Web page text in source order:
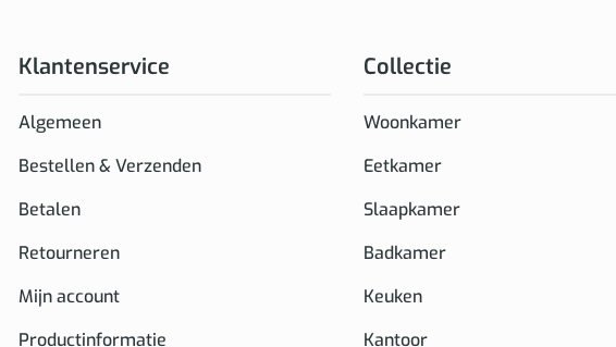
Klantenservice
Algemeen
Bestellen & Verzenden
Betalen
Retourneren
Mijn account
Productinformatie
Collectie
Woonkamer
Eetkamer
Slaapkamer
Badkamer
Keuken
Kantoor